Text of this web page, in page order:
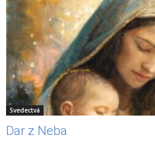
Svedectvá
Dar z Neba